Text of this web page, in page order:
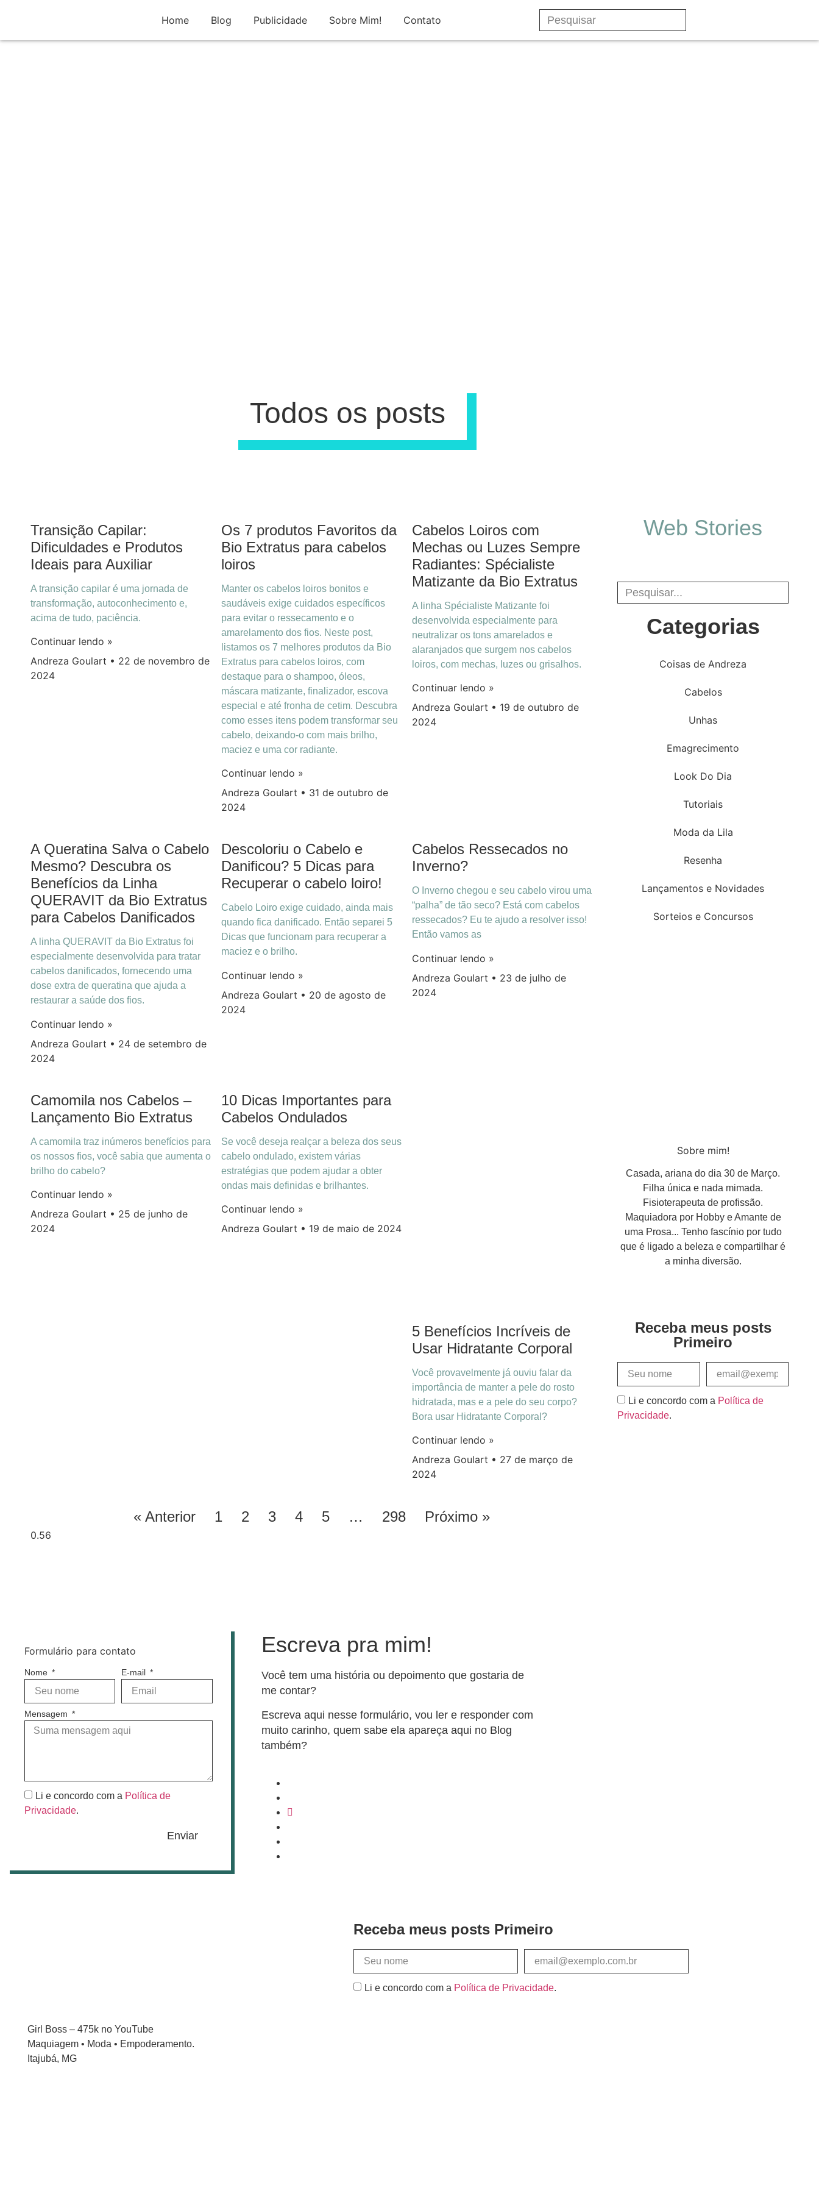
Home Blog Publicidade Sobre Mim! Contato
Todos os posts
Transição Capilar:
Dificuldades e Produtos
Ideais para Auxiliar
A transição capilar é uma jornada de
transformação, autoconhecimento e,
acima de tudo, paciência.
Continuar lendo »
Andreza Goulart
22 de novembro de
2024
Os 7 produtos Favoritos da
Bio Extratus para cabelos
loiros
Manter os cabelos loiros bonitos e
saudáveis exige cuidados específicos
para evitar o ressecamento e o
amarelamento dos fios. Neste post,
listamos os 7 melhores produtos da Bio
Extratus para cabelos loiros, com
destaque para o shampoo, óleos,
máscara matizante, finalizador, escova
especial e até fronha de cetim. Descubra
como esses itens podem transformar seu
cabelo, deixando-o com mais brilho,
maciez e uma cor radiante.
Continuar lendo »
Andreza Goulart
31 de outubro de
2024
Cabelos Loiros com
Mechas ou Luzes Sempre
Radiantes: Spécialiste
Matizante da Bio Extratus
A linha Spécialiste Matizante foi
desenvolvida especialmente para
neutralizar os tons amarelados e
alaranjados que surgem nos cabelos
loiros, com mechas, luzes ou grisalhos.
Continuar lendo »
Andreza Goulart
19 de outubro de
2024
A Queratina Salva o Cabelo
Mesmo? Descubra os
Benefícios da Linha
QUERAVIT da Bio Extratus
para Cabelos Danificados
A linha QUERAVIT da Bio Extratus foi
especialmente desenvolvida para tratar
cabelos danificados, fornecendo uma
dose extra de queratina que ajuda a
restaurar a saúde dos fios.
Continuar lendo »
Andreza Goulart
24 de setembro de
2024
Descoloriu o Cabelo e
Danificou? 5 Dicas para
Recuperar o cabelo loiro!
Cabelo Loiro exige cuidado, ainda mais
quando fica danificado. Então separei 5
Dicas que funcionam para recuperar a
maciez e o brilho.
Continuar lendo »
Andreza Goulart
20 de agosto de
2024
Cabelos Ressecados no
Inverno?
O Inverno chegou e seu cabelo virou uma
“palha” de tão seco? Está com cabelos
ressecados? Eu te ajudo a resolver isso!
Então vamos as
Continuar lendo »
Andreza Goulart
23 de julho de
2024
Camomila nos Cabelos –
Lançamento Bio Extratus
A camomila traz inúmeros benefícios para
os nossos fios, você sabia que aumenta o
brilho do cabelo?
Continuar lendo »
Andreza Goulart
25 de junho de
2024
10 Dicas Importantes para
Cabelos Ondulados
Se você deseja realçar a beleza dos seus
cabelo ondulado, existem várias
estratégias que podem ajudar a obter
ondas mais definidas e brilhantes.
Continuar lendo »
Andreza Goulart
19 de maio de 2024
5 Benefícios Incríveis de
Usar Hidratante Corporal
Você provavelmente já ouviu falar da
importância de manter a pele do rosto
hidratada, mas e a pele do seu corpo?
Bora usar Hidratante Corporal?
Continuar lendo »
Andreza Goulart
27 de março de
2024
« Anterior 1 2 3 4 5 … 298 Próximo »
Web Stories
Categorias
Coisas de Andreza
Cabelos
Unhas
Emagrecimento
Look Do Dia
Tutoriais
Moda da Lila
Resenha
Lançamentos e Novidades
Sorteios e Concursos
Sobre mim!
Casada, ariana do dia 30 de Março.
Filha única e nada mimada.
Fisioterapeuta de profissão.
Maquiadora por Hobby e Amante de
uma Prosa... Tenho fascínio por tudo
que é ligado a beleza e compartilhar é
a minha diversão.
Receba meus posts
Primeiro
Li e concordo com a Política de
Privacidade.
Formulário para contato
Nome E-mail
Mensagem
Li e concordo com a Política de
Privacidade.
Enviar
Escreva pra mim!
Você tem uma história ou depoimento que gostaria de
me contar?
Escreva aqui nesse formulário, vou ler e responder com
muito carinho, quem sabe ela apareça aqui no Blog
também?
Girl Boss – 475k no YouTube
Maquiagem • Moda • Empoderamento.
Itajubá, MG
Receba meus posts Primeiro
Li e concordo com a Política de Privacidade.